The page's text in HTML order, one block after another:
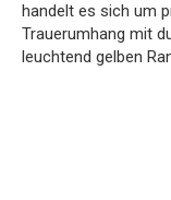
handelt es sich um
Trauerumhang mit
leuchtend gelben